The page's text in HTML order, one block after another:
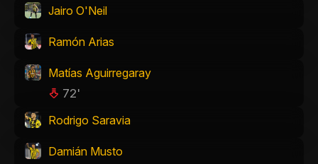
Jairo O'Neil
Ramón Arias
Matías Aguirregaray
72'
Rodrigo Saravia
Damián Musto